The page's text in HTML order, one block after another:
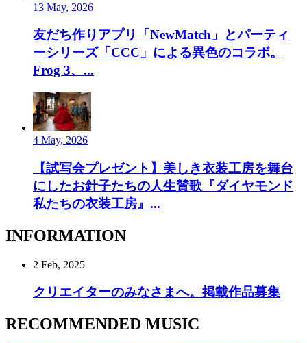
13 May, 2026
友だち作りアプリ「NewMatch」とパーティ
ーシリーズ「CCC」による異色のコラボ。
Frog 3、...
4 May, 2026
【試写会プレゼント】美しき衣装工房を舞台
にしたお針子たちの人生賛歌『ダイヤモンド
私たちの衣装工房』...
INFORMATION
2 Feb, 2025
クリエイターのみなさまへ。掲載作品募集
RECOMMENDED MUSIC